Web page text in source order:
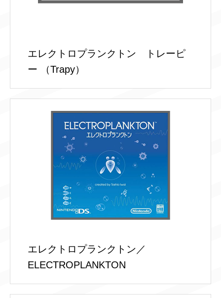
エレクトロプランクトン トレーピ
ー （Trapy）
エレクトロプランクトン／
ELECTROPLANKTON